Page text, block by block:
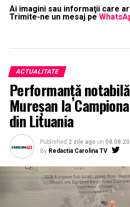
Ai imagini sau informaţii care
Trimite-ne un mesaj pe
ACTUALITATE
Performanță
Mureșan la
din Lituania
Published 2 zile ago on
By Redactia Carolina TV